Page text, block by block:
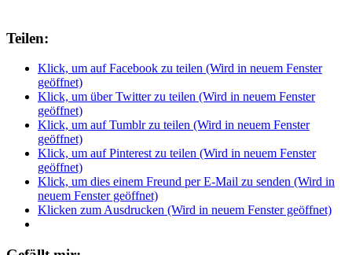
Teilen:
Klick, um auf Facebook zu teilen (Wird in neuem Fenster
geöffnet)
Klick, um über Twitter zu teilen (Wird in neuem Fenster
geöffnet)
Klick, um auf Tumblr zu teilen (Wird in neuem Fenster
geöffnet)
Klick, um auf Pinterest zu teilen (Wird in neuem Fenster
geöffnet)
Klick, um dies einem Freund per E-Mail zu senden (Wird in
neuem Fenster geöffnet)
Klicken zum Ausdrucken (Wird in neuem Fenster geöffnet)